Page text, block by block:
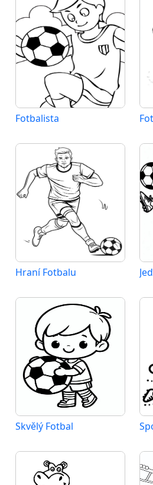
Fotbalista
Hraní Fotbalu
Skvělý Fotbal